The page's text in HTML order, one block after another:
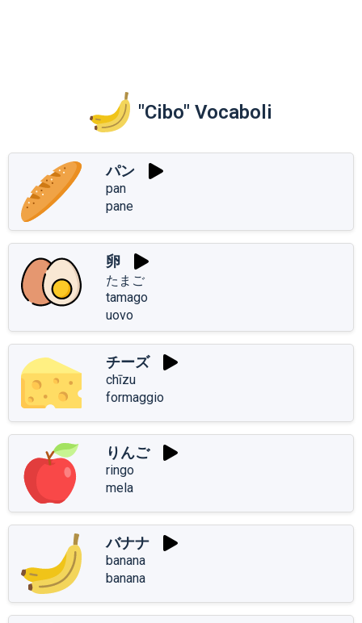
"Cibo" Vocaboli
パン
pan
pane
卵
たまご
tamago
uovo
チーズ
chīzu
formaggio
りんご
ringo
mela
バナナ
banana
banana